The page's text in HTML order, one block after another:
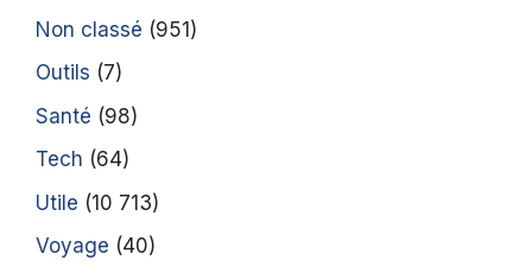
Non classé (951)
Outils (7)
Santé (98)
Tech (64)
Utile (10 713)
Voyage (40)